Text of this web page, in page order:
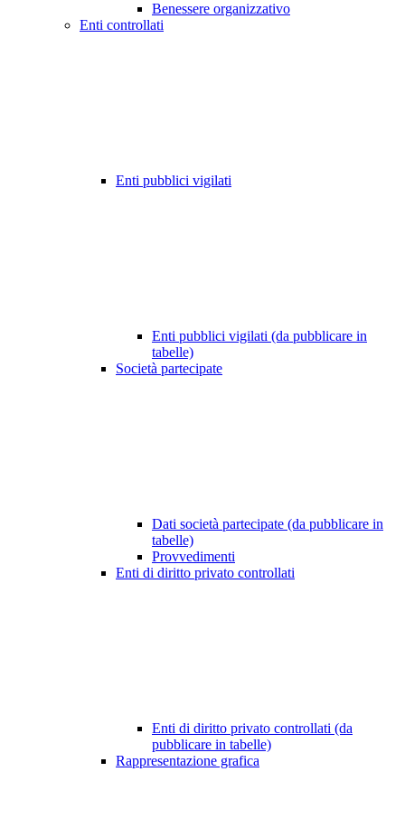
Benessere organizzativo
Enti controllati
Enti pubblici vigilati
Enti pubblici vigilati (da pubblicare in
tabelle)
Società partecipate
Dati società partecipate (da pubblicare in
tabelle)
Provvedimenti
Enti di diritto privato controllati
Enti di diritto privato controllati (da
pubblicare in tabelle)
Rappresentazione grafica